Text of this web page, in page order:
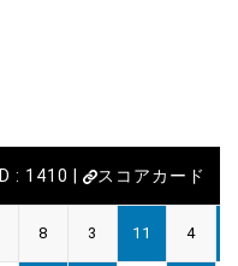
: 1410 | スコアカード
8 3 11 4